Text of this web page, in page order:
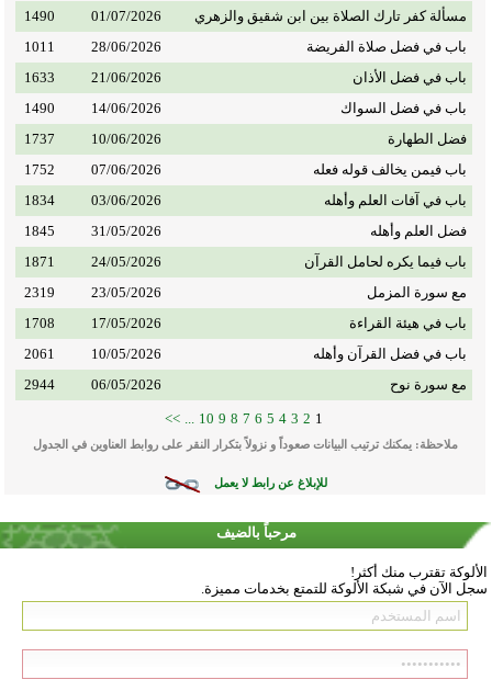
مسألة كفر تارك الصلاة بين ابن شقيق والزهري
01/07/2026
1490
باب في فضل صلاة الفريضة
28/06/2026
1011
باب في فضل الأذان
21/06/2026
1633
باب في فضل السواك
14/06/2026
1490
فضل الطهارة
10/06/2026
1737
باب فيمن يخالف قوله فعله
07/06/2026
1752
باب في آفات العلم وأهله
03/06/2026
1834
فضل العلم وأهله
31/05/2026
1845
باب فيما يكره لحامل القرآن
24/05/2026
1871
مع سورة المزمل
23/05/2026
2319
باب في هيئة القراءة
17/05/2026
1708
باب في فضل القرآن وأهله
10/05/2026
2061
مع سورة نوح
06/05/2026
2944
1
2
3
4
5
6
7
8
9
10
...
>>
ملاحظة: يمكنك ترتيب البيانات صعوداً و نزولاً بتكرار النقر على روابط العناوين في الجدول
للإبلاغ عن رابط لا يعمل
مرحباً بالضيف
الألوكة تقترب منك أكثر!
سجل الآن في شبكة الألوكة للتمتع بخدمات مميزة.